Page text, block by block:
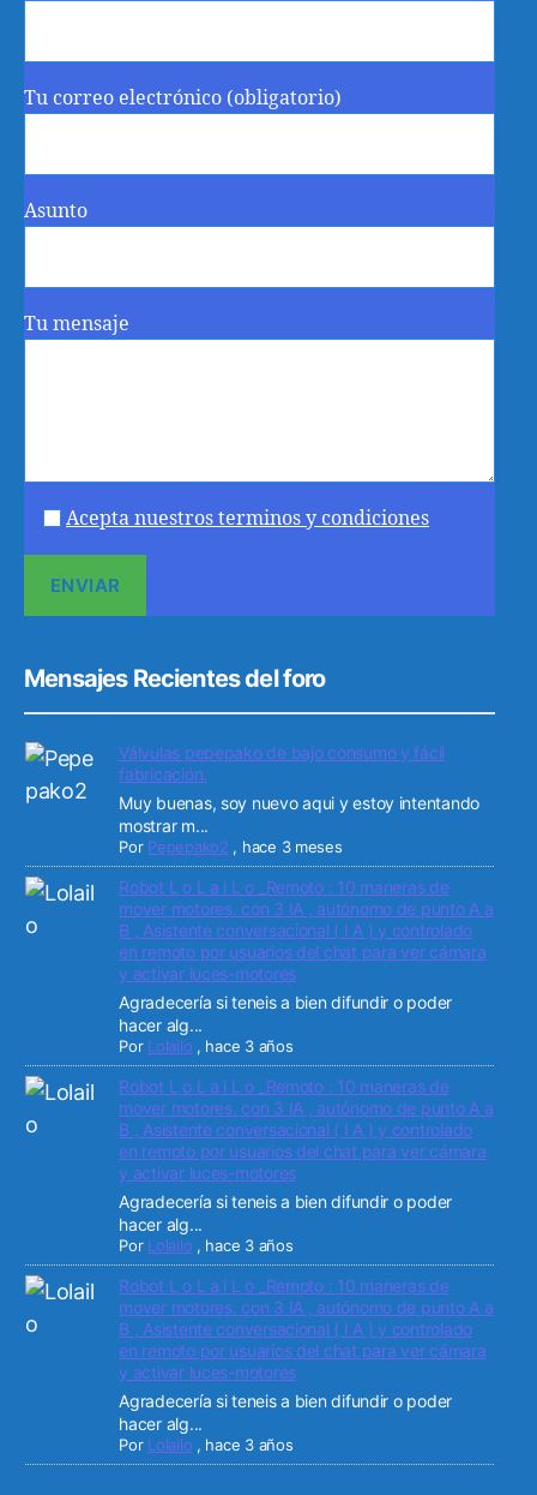
Tu correo electrónico (obligatorio)
Asunto
Tu mensaje
Acepta nuestros terminos y condiciones
Mensajes Recientes del foro
Válvulas pepepako de bajo consumo y fácil
fabricación.
Muy buenas, soy nuevo aqui y estoy intentando
mostrar m...
Por Pepepako2 , hace 3 meses
Robot L o L a i L o _Remoto : 10 maneras de
mover motores. con 3 IA , autónomo de punto A a
B , Asistente conversacional ( I A ) y controlado
en remoto por usuarios del chat para ver cámara
y activar luces-motores
Agradecería si teneis a bien difundir o poder
hacer alg...
Por Lolailo , hace 3 años
Robot L o L a i L o _Remoto : 10 maneras de
mover motores. con 3 IA , autónomo de punto A a
B , Asistente conversacional ( I A ) y controlado
en remoto por usuarios del chat para ver cámara
y activar luces-motores
Agradecería si teneis a bien difundir o poder
hacer alg...
Por Lolailo , hace 3 años
Robot L o L a i L o _Remoto : 10 maneras de
mover motores. con 3 IA , autónomo de punto A a
B , Asistente conversacional ( I A ) y controlado
en remoto por usuarios del chat para ver cámara
y activar luces-motores
Agradecería si teneis a bien difundir o poder
hacer alg...
Por Lolailo , hace 3 años